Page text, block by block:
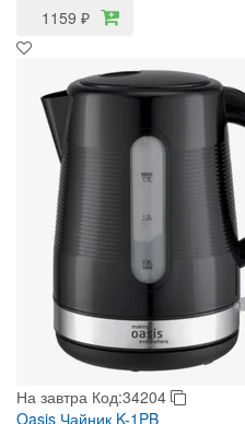
1159 ₽
На завтра Код:34204
Oasis Чайник K-1PB